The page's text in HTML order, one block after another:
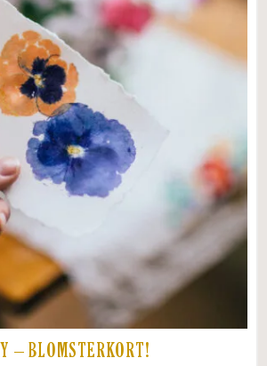
– BLOMSTERKORT!